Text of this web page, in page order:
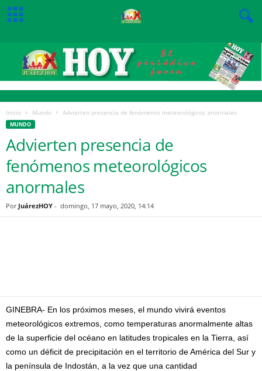
Inicio Mundo Advierten presencia de fenómenos meteorológicos anormales
MUNDO
Advierten presencia de
fenómenos meteorológicos
anormales
Por JuárezHOY - domingo, 17 mayo, 2020, 14:14
GINEBRA- En los próximos meses, el mundo vivirá eventos
meteorológicos extremos, como temperaturas anormalmente altas
de la superficie del océano en latitudes tropicales en la Tierra, así
como un déficit de precipitación en el territorio de América del Sur y
la península de Indostán, a la vez que una cantidad